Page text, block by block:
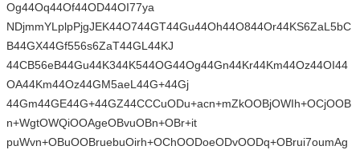
Og44Oq44Of44OD44OI77ya
NDjmmYLplpPjgJEK44O744GT44Gu44Oh44O844Or44KS6ZaL5bC
B44GX44Gf556s6ZaT44GL44KJ
44CB56eB44Gu44K344K544OG44Og44Gn44Kr44Km44Oz44OI44
OA44Km44Oz44GM5aeL44G+44Gj
44Gm44GE44G+44GZ44CCCuODu+acn+mZkOOBjOWIh+OCjOOB
n+WgtOWQiOOAgeOBvuOBn+OBr+it
puWvn+OBuOOBruebuOirh+OChOODoeODvOODq+OBrui7oumAg